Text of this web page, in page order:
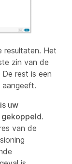
resultaten. Het
zin van de
rest is een
uw
van de